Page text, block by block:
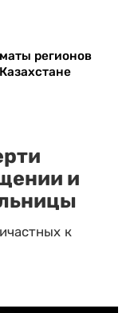
регионов
и
к